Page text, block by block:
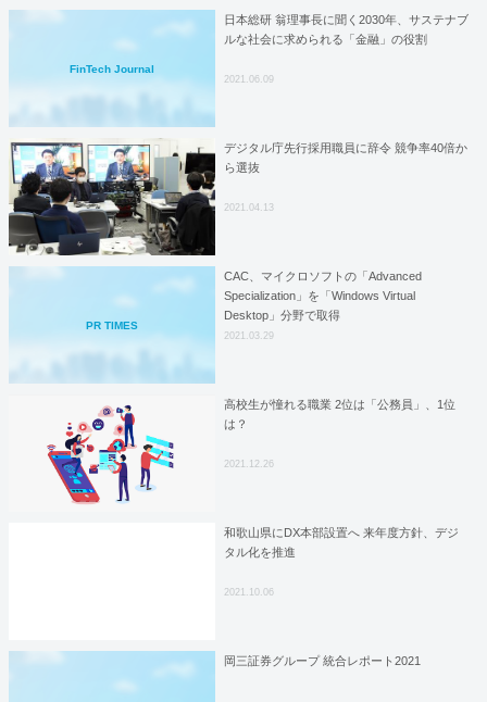
FinTech Journal
日本総研 翁理事長に聞く2030年、サステナブ
ルな社会に求められる「金融」の役割
2021.06.09
デジタル庁先行採用職員に辞令 競争率40倍か
ら選抜
2021.04.13
PR TIMES
CAC、マイクロソフトの「Advanced
Specialization」を「Windows Virtual
Desktop」分野で取得
2021.03.29
高校生が憧れる職業 2位は「公務員」、1位
は？
2021.12.26
和歌山県にDX本部設置へ 来年度方針、デジ
タル化を推進
2021.10.06
岡三証券グループ 統合レポート2021